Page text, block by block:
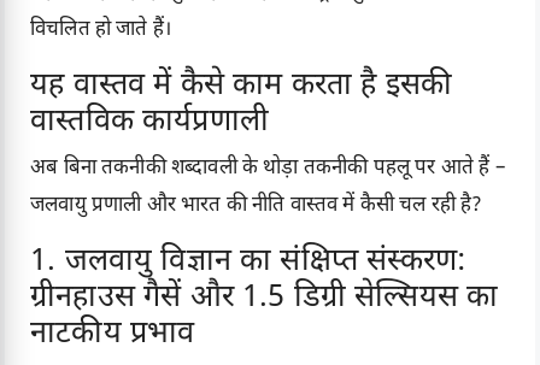
विचलित हो जाते हैं।
यह वास्तव में कैसे काम करता है इसकी
वास्तविक कार्यप्रणाली
अब बिना तकनीकी शब्दावली के थोड़ा तकनीकी पहलू पर आते हैं –
जलवायु प्रणाली और भारत की नीति वास्तव में कैसी चल रही है?
1. जलवायु विज्ञान का संक्षिप्त संस्करण:
ग्रीनहाउस गैसें और 1.5 डिग्री सेल्सियस का
नाटकीय प्रभाव